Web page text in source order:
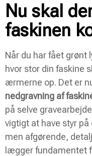
Nu skal
faskinen
Når du har fået grønt
hvor stor din faskine
ærmerne op. Det er
nedgravning af
på selve
vigtigt at have styr
men afgørende,
lægger fundamentet